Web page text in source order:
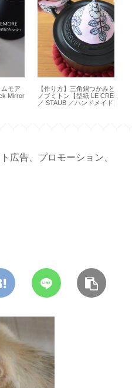
【作り方】三角鍋つかみと鳥型の
ノブミトン【型紙 LE CREUSET
／ STAUB ／ハンドメイド】
告、プロモーション、